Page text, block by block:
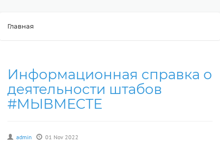
Главная
Информационная справка о
деятельности штабов
#МЫВМЕСТЕ
admin 01 Nov 2022